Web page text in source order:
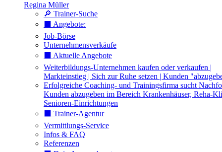
Regina Müller
🔎 Trainer-Suche
⬛️ Angebote:
Job-Börse
Unternehmensverkäufe
⬛️ Aktuelle Angebote
Weiterbildungs-Unternehmen kaufen oder verkaufen |
Markteinstieg | Sich zur Ruhe setzen | Kunden
Erfolgreiche Coaching- und Trainingsfirma sucht
Kunden abzugeben im Bereich Krankenhäuser, Reha-
Senioren-Einrichtungen
⬛️ Trainer-Agentur
Vermittlungs-Service
Infos & FAQ
Referenzen